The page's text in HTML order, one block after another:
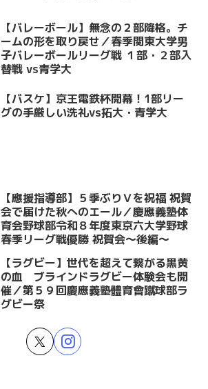
【バレーボール】無念の２部降格。チ
ームの形を取り戻せ／春季関東大学男
子バレーボールリーグ戦 １部・２部入
替戦 vs青学大
【バスケ】京王電鉄杯開幕！1部リー
グの手厳しい洗礼vs拓大・青学大
【應援指導部】５季ぶりＶを祝福 祝賀
会で届けた秋へのエール／慶應義塾体
育会野球部令和８年度東京六大学野球
春季リーグ戦優勝 祝賀会～後編～
【ラグビー】世代を超えて繋がる黒黄
の血 ブラインドラグビー体験会も開
催／第５９回慶應義塾體育會蹴球部ラ
グビー祭